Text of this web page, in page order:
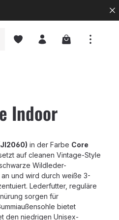
Warenkorb
Indoor
in der Farbe Core
auf cleanen Vintage-Style
Wildleder-
und wird durch weiße 3-
Lederfutter, reguläre
sorgen für
bietet
den niedrigen Unisex-